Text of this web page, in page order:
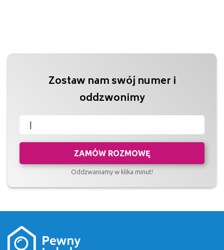
Zostaw nam swój numer i
oddzwonimy
ZAMÓW ROZMOWĘ
Oddzwaniamy w klika minut!